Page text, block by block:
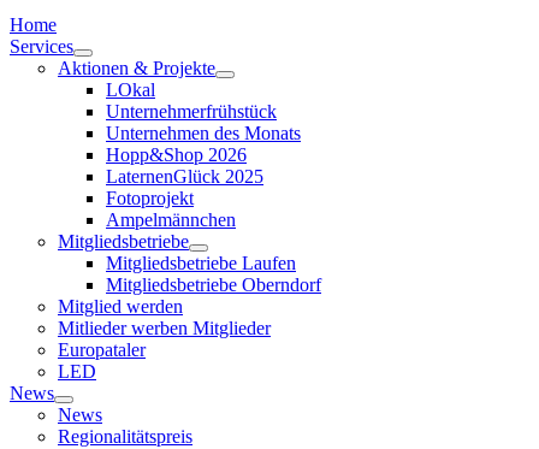
Home
Services
Aktionen & Projekte
LOkal
Unternehmerfrühstück
Unternehmen des Monats
Hopp&Shop 2026
LaternenGlück 2025
Fotoprojekt
Ampelmännchen
Mitgliedsbetriebe
Mitgliedsbetriebe Laufen
Mitgliedsbetriebe Oberndorf
Mitglied werden
Mitlieder werben Mitglieder
Europataler
LED
News
News
Regionalitätspreis